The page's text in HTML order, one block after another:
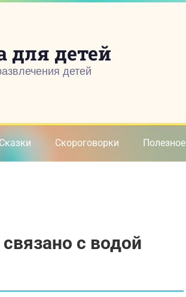
для детей
детей
Скороговорки Полезное
с водой